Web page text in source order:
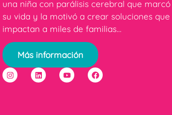
una niña con parálisis cerebral que marcó
su vida y la motivó a crear soluciones que
impactan a miles de familias…
Más información